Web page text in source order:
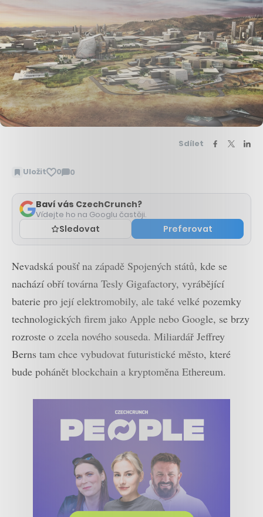
Sdílet
Uložit 0 0
Zobrazit
Baví vás CzechCrunch?
Vídejte ho na Googlu častěji.
Sledovat Preferovat
Nevadská poušť na západě Spojených států, kde se
nachází obří továrna Tesly Gigafactory, vyrábějící
baterie pro její elektromobily, ale také velké pozemky
technologických firem jako Apple nebo Google, se brzy
rozroste o zcela nového souseda. Miliardář Jeffrey
Berns tam chce vybudovat futuristické město, které
bude pohánět blockchain a kryptoměna Ethereum.